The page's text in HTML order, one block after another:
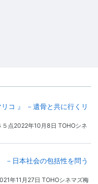
コ 』 －遺骨と共に行くリ
５点2022年10月8日 TOHOシネ
－日本社会の包括性を問う
年11月27日 TOHOシネマズ梅